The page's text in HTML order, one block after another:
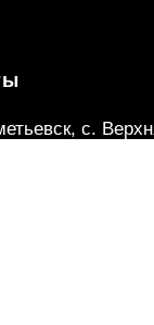
с.